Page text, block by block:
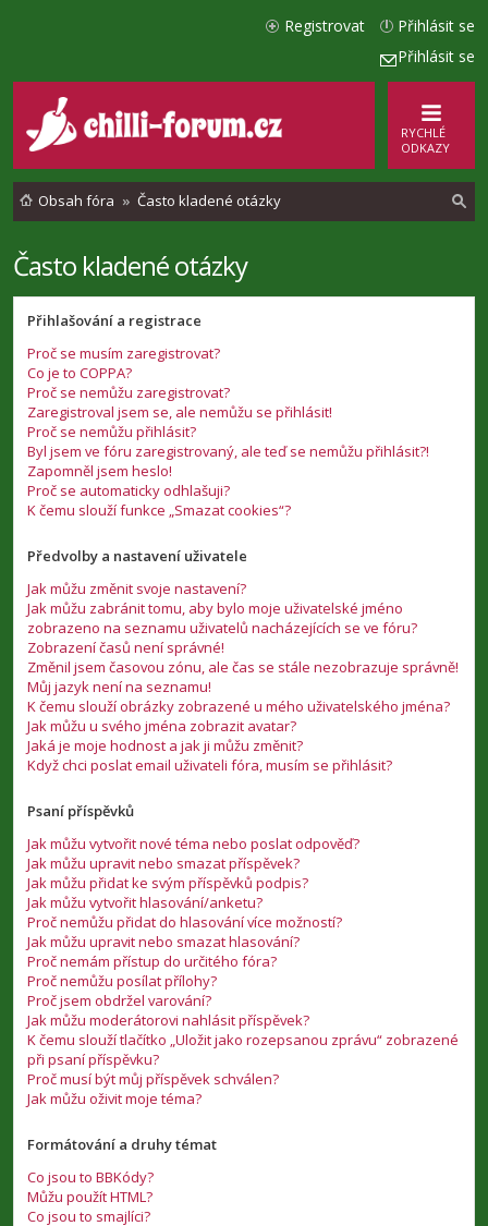
Přihlásit se
Přihlásit se
Registrovat
RYCHLÉ
ODKAZY
Obsah fóra Často kladené otázky
e
Často kladené otázky
Přihlašování a registrace
Proč se musím zaregistrovat?
Co je to COPPA?
Proč se nemůžu zaregistrovat?
Zaregistroval jsem se, ale nemůžu se přihlásit!
Proč se nemůžu přihlásit?
Byl jsem ve fóru zaregistrovaný, ale teď se nemůžu přihlásit?!
Zapomněl jsem heslo!
Proč se automaticky odhlašuji?
K čemu slouží funkce „Smazat cookies“?
Předvolby a nastavení uživatele
Jak můžu změnit svoje nastavení?
Jak můžu zabránit tomu, aby bylo moje uživatelské jméno
zobrazeno na seznamu uživatelů nacházejících se ve fóru?
Zobrazení časů není správné!
Změnil jsem časovou zónu, ale čas se stále nezobrazuje správně!
Můj jazyk není na seznamu!
K čemu slouží obrázky zobrazené u mého uživatelského jména?
Jak můžu u svého jména zobrazit avatar?
Jaká je moje hodnost a jak ji můžu změnit?
Když chci poslat email uživateli fóra, musím se přihlásit?
Psaní příspěvků
Jak můžu vytvořit nové téma nebo poslat odpověď?
Jak můžu upravit nebo smazat příspěvek?
Jak můžu přidat ke svým příspěvků podpis?
Jak můžu vytvořit hlasování/anketu?
Proč nemůžu přidat do hlasování více možností?
Jak můžu upravit nebo smazat hlasování?
Proč nemám přístup do určitého fóra?
Proč nemůžu posílat přílohy?
Proč jsem obdržel varování?
Jak můžu moderátorovi nahlásit příspěvek?
K čemu slouží tlačítko „Uložit jako rozepsanou zprávu“ zobrazené
při psaní příspěvku?
Proč musí být můj příspěvek schválen?
Jak můžu oživit moje téma?
Formátování a druhy témat
Co jsou to BBKódy?
Můžu použít HTML?
Co jsou to smajlíci?